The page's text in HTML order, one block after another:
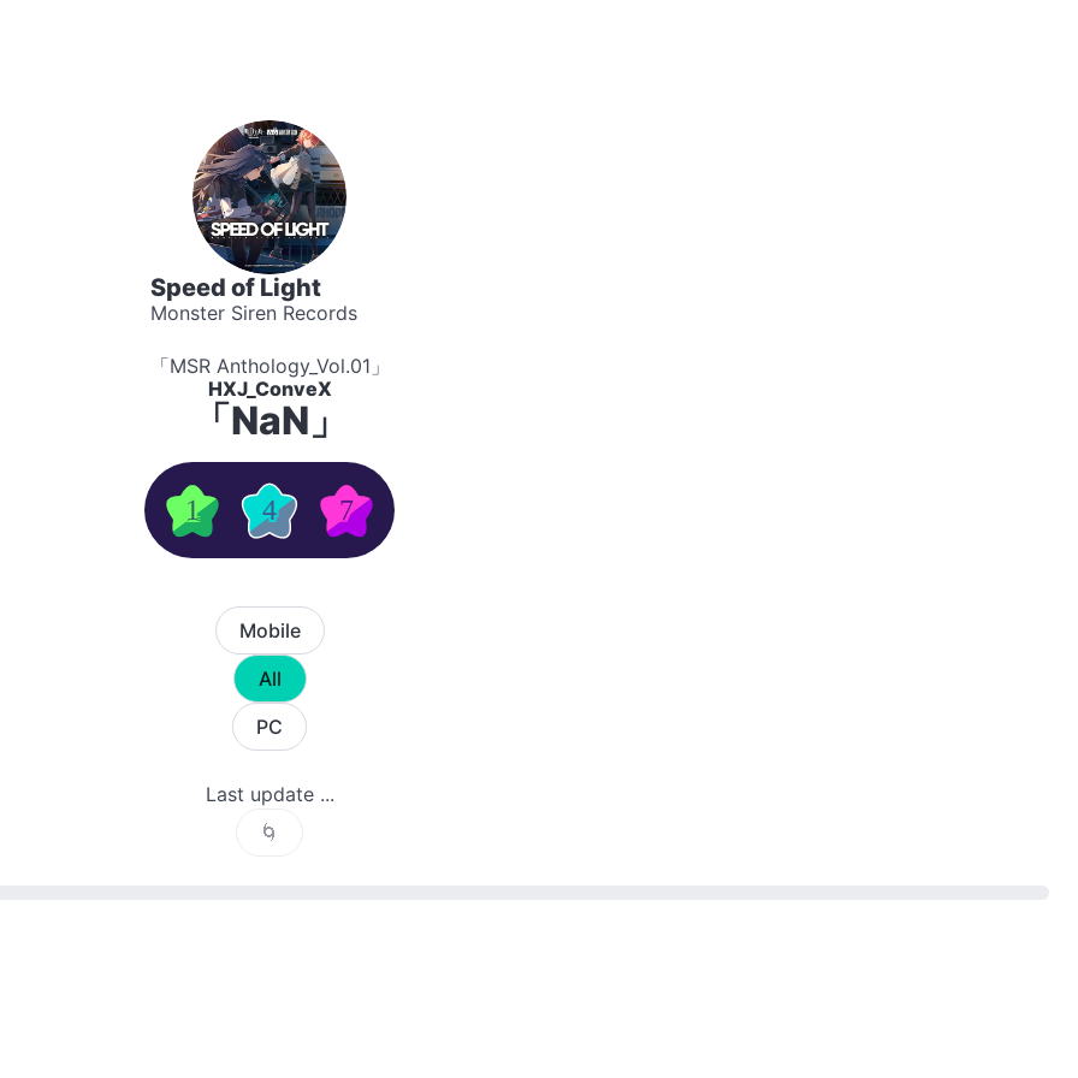
Speed of Light
Monster Siren Records
「MSR Anthology_Vol.01」
HXJ_ConveX
「NaN」
1 4 7
Mobile
All
PC
Last update ...
🌀